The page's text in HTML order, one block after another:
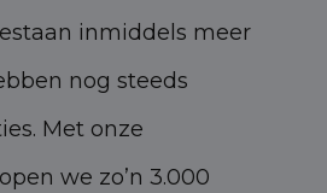
inmiddels meer
nog steeds
Met onze
we zo’n 3.000